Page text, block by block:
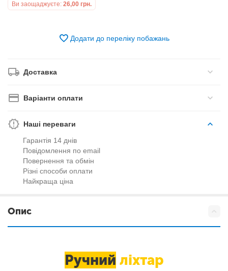
Ви заощаджуєте: 26,00 грн.
Додати до переліку побажань
Доставка
Варіанти оплати
Наші переваги
Гарантія 14 днів
Повідомлення по email
Повернення та обмін
Різні способи оплати
Найкраща ціна
Опис
Ручний ліхтар